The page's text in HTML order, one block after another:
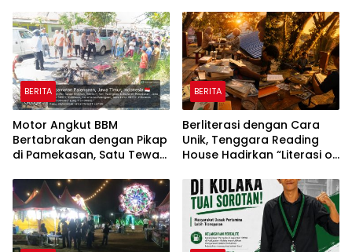
BERITA
Motor Angkut BBM
Bertabrakan dengan Pikap
di Pamekasan, Satu Tewas
BERITA
Berliterasi dengan Cara
Unik, Tenggara Reading
House Hadirkan “Literasi on
Atas Atap Sembari
Menikmati Senja